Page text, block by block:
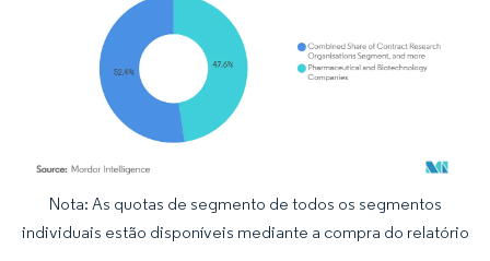
Imagem © Mordor Intelligence. O reuso requer atribuição conforme CC BY 4.0.
Nota: As quotas de segmento de todos os segmentos
individuais estão disponíveis mediante a compra do relatório